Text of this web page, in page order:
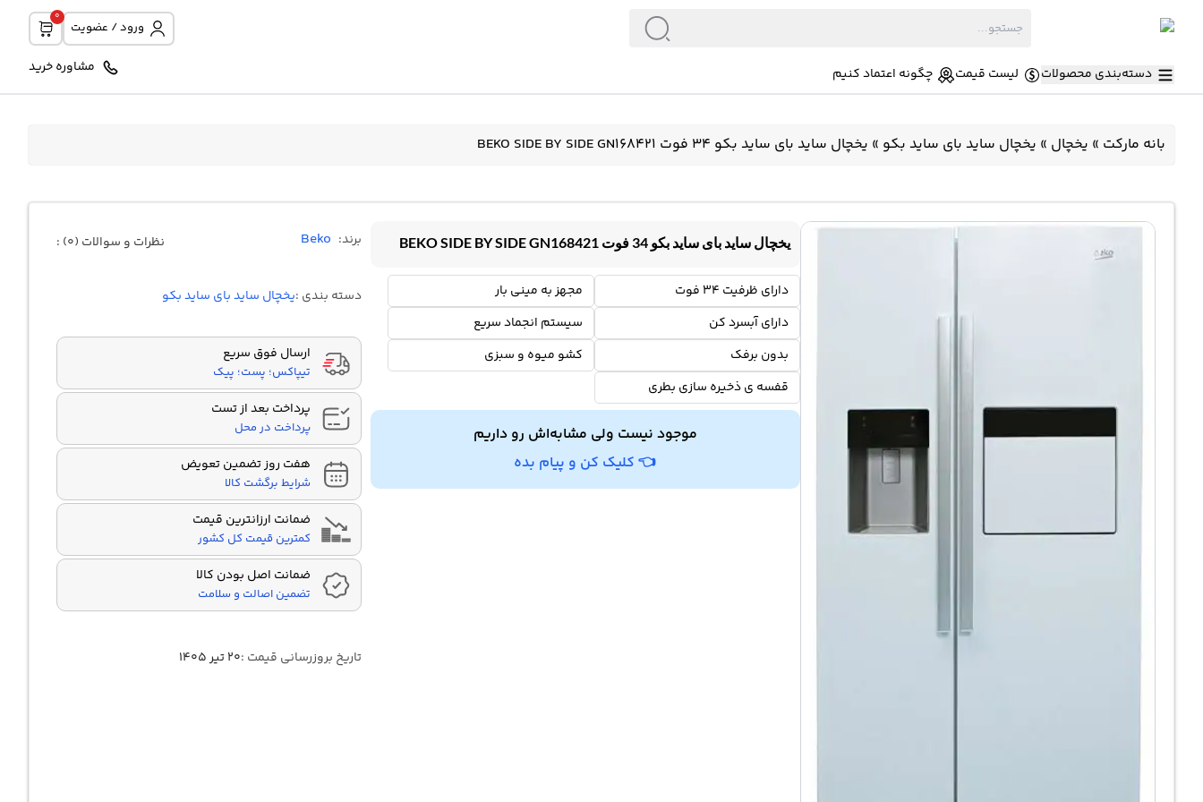
ورود / عضویت
0
دسته‌بندی محصولات لیست قیمت چگونه اعتماد کنیم مشاوره خرید
بانه مارکت » یخچال » یخچال ساید بای ساید بکو » یخچال ساید بای ساید بکو 34 فوت BEKO SIDE BY SIDE GN168421
یخچال ساید بای ساید بکو 34 فوت BEKO SIDE BY SIDE GN168421
دارای ظرفیت 34 فوت
مجهز به مینی بار
دارای آبسرد کن
سیستم انجماد سریع
بدون برفک
کشو میوه و سبزی
قفسه ی ذخیره سازی بطری
موجود نیست ولی مشابه‌اش رو داریم
👈 کلیک کن و پیام بده
برند: Beko نظرات و سوالات (0) :
دسته بندی :یخچال ساید بای ساید بکو
ارسال فوق سریع
تیپاکس؛ پست؛ پیک
پرداخت بعد از تست
پرداخت در محل
هفت روز تضمین تعویض
شرایط برگشت کالا
ضمانت ارزانترین قیمت
کمترین قیمت کل کشور
ضمانت اصل بودن کالا
تضمین اصالت و سلامت
تاریخ بروزرسانی قیمت :۲۰ تیر ۱۴۰۵